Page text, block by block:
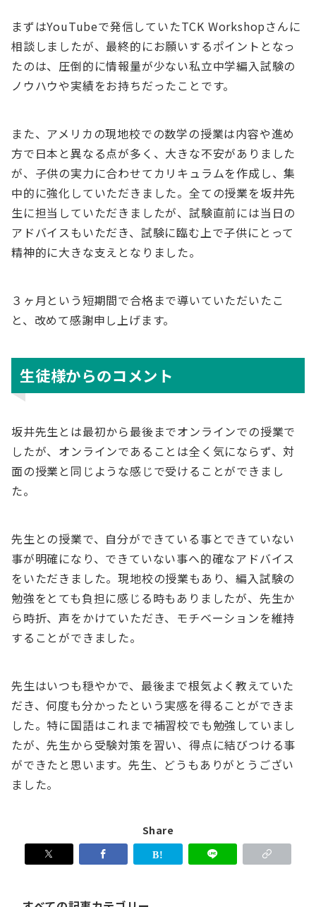
まずはYouTubeで発信していたTCK Workshopさんに
相談しましたが、最終的にお願いするポイントとなっ
たのは、圧倒的に情報量が少ない私立中学編入試験の
ノウハウや実績をお持ちだったことです。
また、アメリカの現地校での数学の授業は内容や進め
方で日本と異なる点が多く、大きな不安がありました
が、子供の実力に合わせてカリキュラムを作成し、集
中的に強化していただきました。全ての授業を坂井先
生に担当していただきましたが、試験直前には当日の
アドバイスもいただき、試験に臨む上で子供にとって
精神的に大きな支えとなりました。
３ヶ月という短期間で合格まで導いていただいたこ
と、改めて感謝申し上げます。
生徒様からのコメント
坂井先生とは最初から最後までオンラインでの授業で
したが、オンラインであることは全く気にならず、対
面の授業と同じような感じで受けることができまし
た。
先生との授業で、自分ができている事とできていない
事が明確になり、できていない事へ的確なアドバイス
をいただきました。現地校の授業もあり、編入試験の
勉強をとても負担に感じる時もありましたが、先生か
ら時折、声をかけていただき、モチベーションを維持
することができました。
先生はいつも穏やかで、最後まで根気よく教えていた
だき、何度も分かったという実感を得ることができま
した。特に国語はこれまで補習校でも勉強していまし
たが、先生から受験対策を習い、得点に結びつける事
ができたと思います。先生、どうもありがとうござい
ました。
Share
べ